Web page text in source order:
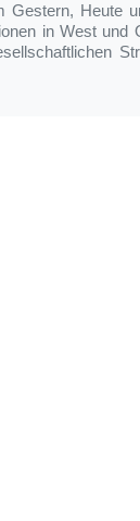
Gestern, Heute
in West und